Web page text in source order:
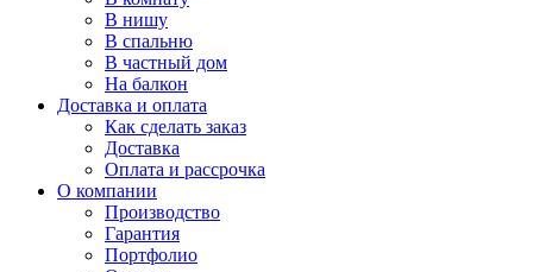
В нишу
В спальню
В частный дом
На балкон
Доставка и оплата
Как сделать заказ
Доставка
Оплата и рассрочка
О компании
Производство
Гарантия
Портфолио